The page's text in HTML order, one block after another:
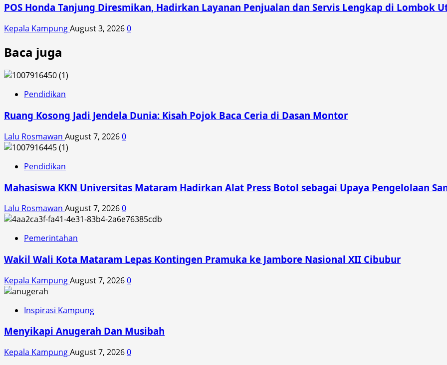
POS Honda Tanjung Diresmikan, Hadirkan Layanan Penjualan dan Servis Lengkap di Lombok
Kepala KampungAugust 3, 20260
Baca juga
Pendidikan
Ruang Kosong Jadi Jendela Dunia: Kisah Pojok Baca Ceria di Dasan Montor
Lalu Rosmawan August 7, 20260
Pendidikan
Mahasiswa KKN Universitas Mataram Hadirkan Alat Press Botol sebagai Upaya Pengelolaan
Lalu Rosmawan August 7, 20260
Pemerintahan
Wakil Wali Kota Mataram Lepas Kontingen Pramuka ke Jambore Nasional XII Cibubur
Kepala KampungAugust 7, 20260
Inspirasi Kampung
Menyikapi Anugerah Dan Musibah
Kepala KampungAugust 7, 20260